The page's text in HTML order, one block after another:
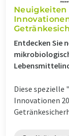
Neuigkeiten
Entdecken Sie
Diese spezielle
Innovationen